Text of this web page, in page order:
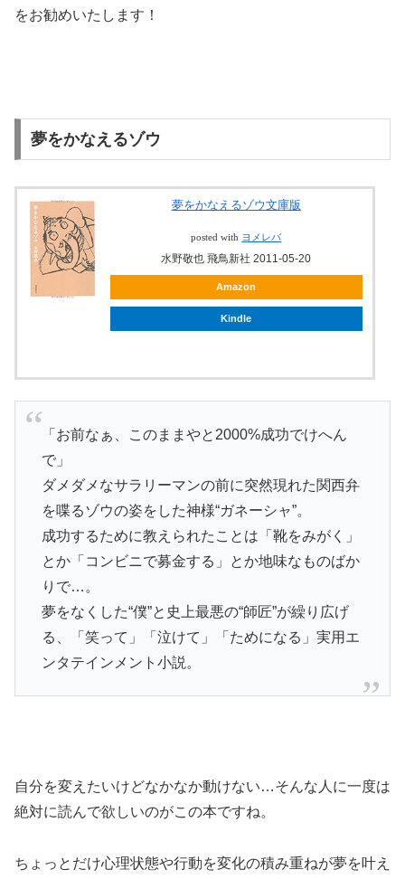
をお勧めいたします！
夢をかなえるゾウ
夢をかなえるゾウ文庫版
posted with ヨメレバ
水野敬也 飛鳥新社 2011-05-20
Amazon
Kindle
「お前なぁ、このままやと2000%成功でけへん
で」
ダメダメなサラリーマンの前に突然現れた関西弁
を喋るゾウの姿をした神様“ガネーシャ”。
成功するために教えられたことは「靴をみがく」
とか「コンビニで募金する」とか地味なものばか
りで…。
夢をなくした“僕”と史上最悪の“師匠”が繰り広げ
る、「笑って」「泣けて」「ためになる」実用エ
ンタテインメント小説。
自分を変えたいけどなかなか動けない…そんな人に一度は
絶対に読んで欲しいのがこの本ですね。
ちょっとだけ心理状態や行動を変化の積み重ねが夢を叶え